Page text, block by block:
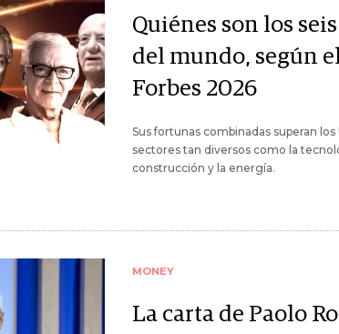
Quiénes son los
del mundo, según
Forbes 2026
Sus fortunas combinadas superan
sectores tan diversos como la
construcción y la energía.
MONEY
La carta de Paolo